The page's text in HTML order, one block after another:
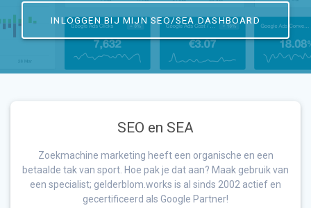
INLOGGEN BIJ MIJN SEO/SEA DASHBOARD
SEO en SEA
Zoekmachine marketing heeft een organische en een
betaalde tak van sport. Hoe pak je dat aan? Maak gebruik van
een specialist; gelderblom.works is al sinds 2002 actief en
gecertificeerd als Google Partner!